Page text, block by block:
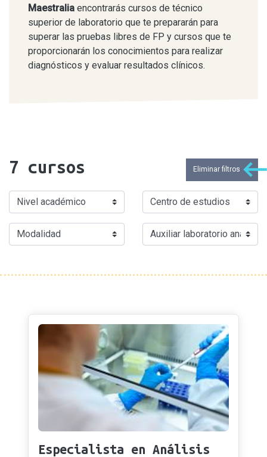
Maestralia encontrarás cursos de técnico
superior de laboratorio que te prepararán para
superar las pruebas libres de FP y cursos que te
proporcionarán los conocimientos para realizar
diagnósticos y evaluar resultados clínicos.
7 cursos Eliminar filtros
Especialista en Análisis